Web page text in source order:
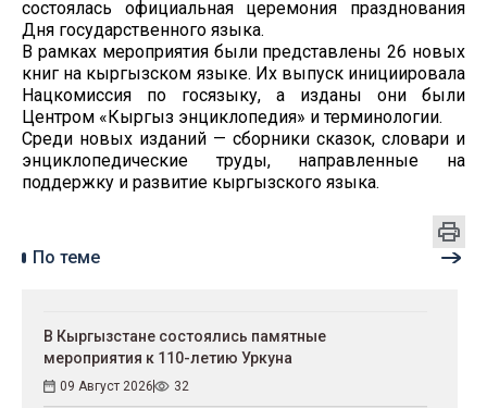
состоялась официальная церемония празднования
Дня государственного языка.
В рамках мероприятия были представлены 26 новых
книг на кыргызском языке. Их выпуск инициировала
Нацкомиссия по госязыку, а изданы они были
Центром «Кыргыз энциклопедия» и терминологии.
Среди новых изданий — сборники сказок, словари и
энциклопедические труды, направленные на
поддержку и развитие кыргызского языка.
По теме
В Кыргызстане состоялись памятные
мероприятия к 110-летию Уркуна
09 Август 2026 32